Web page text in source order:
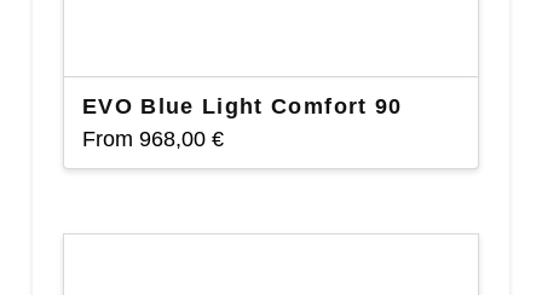
EVO Blue Light Comfort 90
From 968,00 €